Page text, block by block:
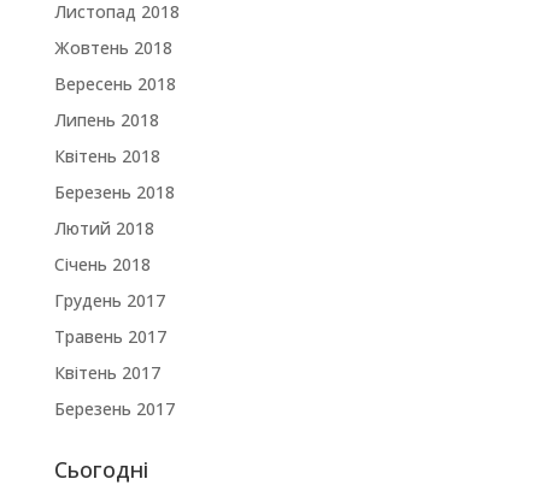
Листопад 2018
Жовтень 2018
Вересень 2018
Липень 2018
Квітень 2018
Березень 2018
Лютий 2018
Січень 2018
Грудень 2017
Травень 2017
Квітень 2017
Березень 2017
Сьогодні